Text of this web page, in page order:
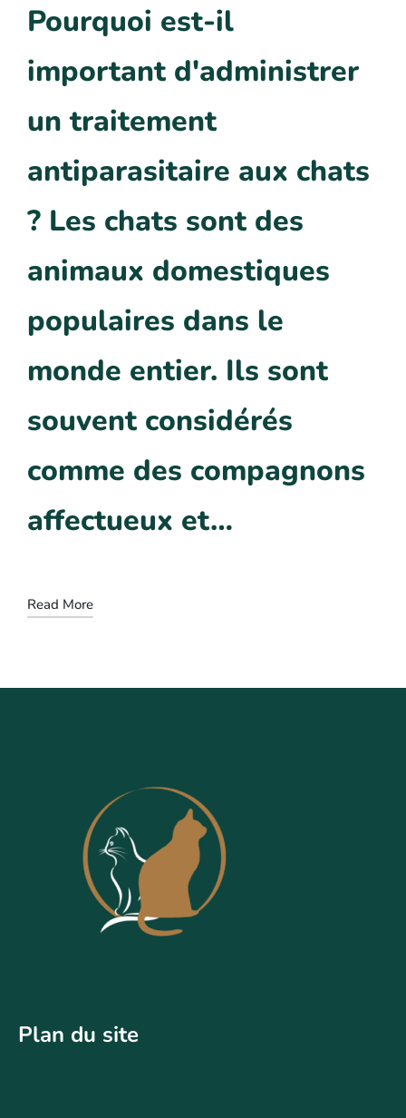
Pourquoi est-il
important d'administrer
un traitement
antiparasitaire aux chats
? Les chats sont des
animaux domestiques
populaires dans le
monde entier. Ils sont
souvent considérés
comme des compagnons
affectueux et…
Read More
Plan du site